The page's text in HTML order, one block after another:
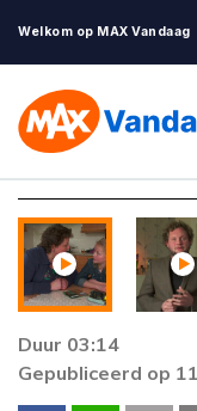
Welkom op MAX Vandaag
Duur 03:14
Gepubliceerd op